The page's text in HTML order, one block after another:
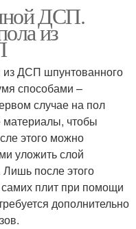
ДСП.
из
из ДСП шпунтованного
способами –
случае на пол
чтобы
этого можно
уложить слой
после этого
плит при помощи
дополнительно